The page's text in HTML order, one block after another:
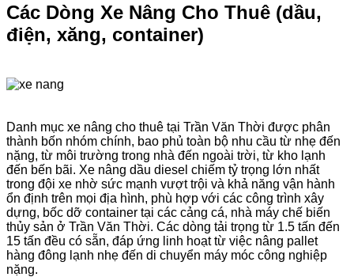
Các Dòng Xe Nâng Cho Thuê (dầu,
điện, xăng, container)
Danh mục xe nâng cho thuê tại Trần Văn Thời được phân
thành bốn nhóm chính, bao phủ toàn bộ nhu cầu từ nhẹ đến
nặng, từ môi trường trong nhà đến ngoài trời, từ kho lạnh
đến bến bãi. Xe nâng dầu diesel chiếm tỷ trọng lớn nhất
trong đội xe nhờ sức mạnh vượt trội và khả năng vận hành
ổn định trên mọi địa hình, phù hợp với các công trình xây
dựng, bốc dỡ container tại các cảng cá, nhà máy chế biến
thủy sản ở Trần Văn Thời. Các dòng tải trọng từ 1.5 tấn đến
15 tấn đều có sẵn, đáp ứng linh hoạt từ việc nâng pallet
hàng đông lạnh nhẹ đến di chuyển máy móc công nghiệp
nặng.